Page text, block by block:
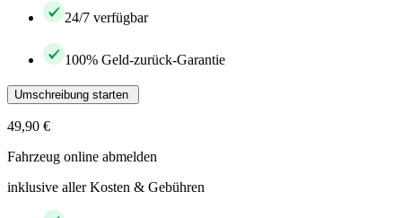
24/7 verfügbar
100% Geld-zurück-Garantie
Umschreibung starten
49,90 €
Fahrzeug online abmelden
inklusive aller Kosten & Gebühren